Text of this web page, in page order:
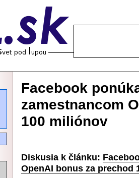
Facebook
zamestnancom
100 miliónov
Diskusia k článku:
OpenAI bonus za prechod